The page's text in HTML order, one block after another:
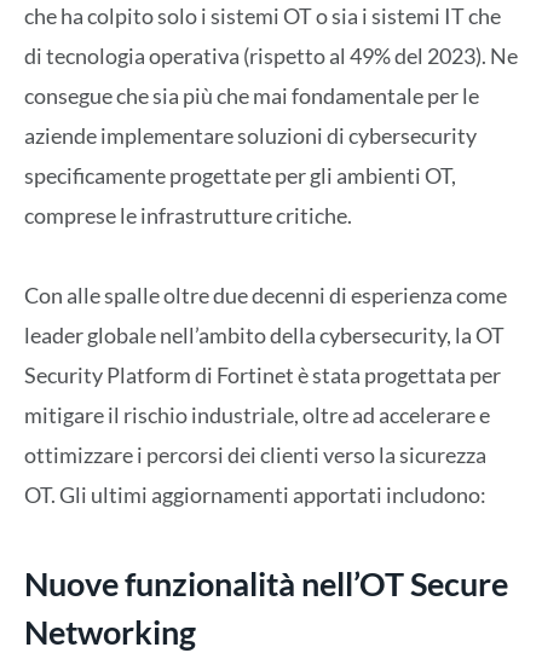
che ha colpito solo i sistemi OT o sia i sistemi IT che
di tecnologia operativa (rispetto al 49% del 2023). Ne
consegue che sia più che mai fondamentale per le
aziende implementare soluzioni di cybersecurity
specificamente progettate per gli ambienti OT,
comprese le infrastrutture critiche.
Con alle spalle oltre due decenni di esperienza come
leader globale nell’ambito della cybersecurity, la OT
Security Platform di Fortinet è stata progettata per
mitigare il rischio industriale, oltre ad accelerare e
ottimizzare i percorsi dei clienti verso la sicurezza
OT. Gli ultimi aggiornamenti apportati includono:
Nuove funzionalità nell’OT Secure
Networking